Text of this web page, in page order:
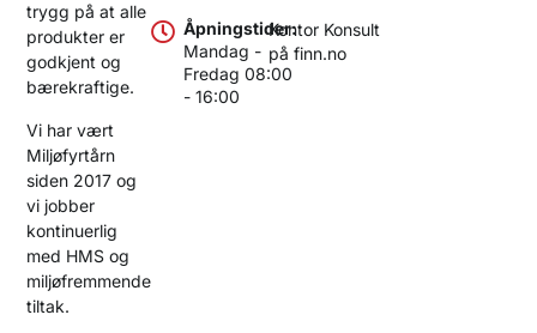
trygg på at alle
produkter er
godkjent og
bærekraftige.
Vi har vært
Miljøfyrtårn
siden 2017 og
vi jobber
kontinuerlig
med HMS og
miljøfremmende
tiltak.
Åpningstider:
Mandag -
Fredag 08:00
- 16:00
Kontor Konsult
på finn.no